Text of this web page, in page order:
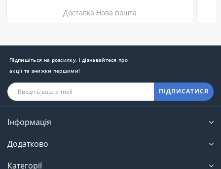
Доставка Нова пошта
Підпишіться на розсилку, і дізнавайтеся про
акції та знижки першими!
ПІДПИСАТИСЯ
Інформація
Додатково
Категорії